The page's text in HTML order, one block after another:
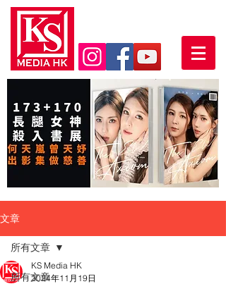
文章
所有文章
所有文章
KS Media HK
2024年11月19日